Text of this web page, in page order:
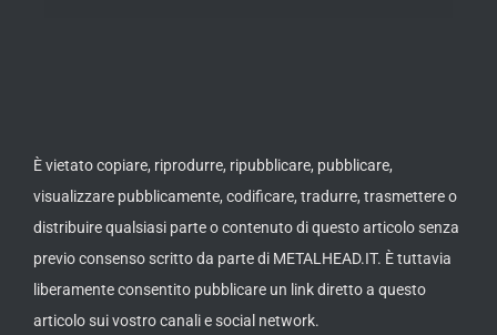
È vietato copiare, riprodurre, ripubblicare, pubblicare,
visualizzare pubblicamente, codificare, tradurre, trasmettere o
distribuire qualsiasi parte o contenuto di questo articolo senza
previo consenso scritto da parte di METALHEAD.IT. È tuttavia
liberamente consentito pubblicare un link diretto a questo
articolo sui vostro canali e social network.